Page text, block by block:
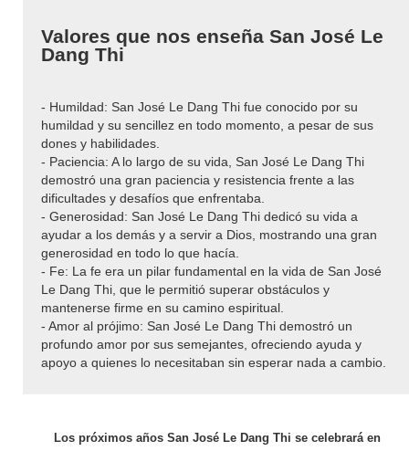
Valores que nos enseña San José Le
Dang Thi
- Humildad: San José Le Dang Thi fue conocido por su
humildad y su sencillez en todo momento, a pesar de sus
dones y habilidades.
- Paciencia: A lo largo de su vida, San José Le Dang Thi
demostró una gran paciencia y resistencia frente a las
dificultades y desafíos que enfrentaba.
- Generosidad: San José Le Dang Thi dedicó su vida a
ayudar a los demás y a servir a Dios, mostrando una gran
generosidad en todo lo que hacía.
- Fe: La fe era un pilar fundamental en la vida de San José
Le Dang Thi, que le permitió superar obstáculos y
mantenerse firme en su camino espiritual.
- Amor al prójimo: San José Le Dang Thi demostró un
profundo amor por sus semejantes, ofreciendo ayuda y
apoyo a quienes lo necesitaban sin esperar nada a cambio.
Los próximos años San José Le Dang Thi se celebrará en